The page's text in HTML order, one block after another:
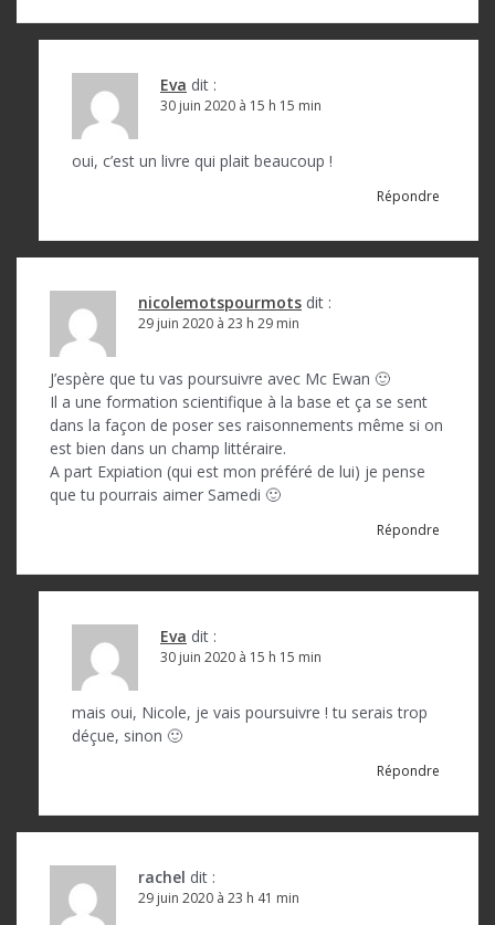
Eva dit :
30 juin 2020 à 15 h 15 min
oui, c’est un livre qui plait beaucoup !
Répondre
nicolemotspourmots dit :
29 juin 2020 à 23 h 29 min
J’espère que tu vas poursuivre avec Mc Ewan 🙂
Il a une formation scientifique à la base et ça se sent
dans la façon de poser ses raisonnements même si on
est bien dans un champ littéraire.
A part Expiation (qui est mon préféré de lui) je pense
que tu pourrais aimer Samedi 🙂
Répondre
Eva dit :
30 juin 2020 à 15 h 15 min
mais oui, Nicole, je vais poursuivre ! tu serais trop
déçue, sinon 🙂
Répondre
rachel dit :
29 juin 2020 à 23 h 41 min